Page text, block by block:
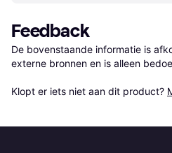
Feedback
De bovenstaande informatie is
externe bronnen en is alleen
Klopt er iets niet aan dit product?